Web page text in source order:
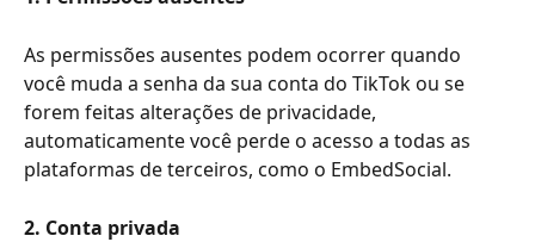
As permissões ausentes podem ocorrer quando
você muda a senha da sua conta do TikTok ou se
forem feitas alterações de privacidade,
automaticamente você perde o acesso a todas as
plataformas de terceiros, como o EmbedSocial.
2. Conta privada